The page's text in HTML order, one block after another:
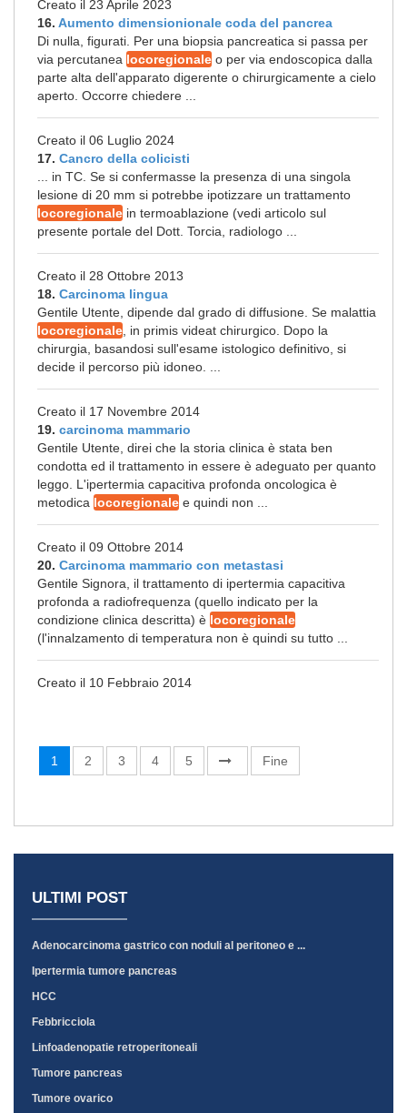
Creato il 23 Aprile 2023
16. Aumento dimensionionale coda del pancrea
Di nulla, figurati. Per una biopsia pancreatica si passa per
via percutanea locoregionale o per via endoscopica dalla
parte alta dell'apparato digerente o chirurgicamente a cielo
aperto. Occorre chiedere ...
Creato il 06 Luglio 2024
17. Cancro della colicisti
... in TC. Se si confermasse la presenza di una singola
lesione di 20 mm si potrebbe ipotizzare un trattamento
locoregionale in termoablazione (vedi articolo sul
presente portale del Dott. Torcia, radiologo ...
Creato il 28 Ottobre 2013
18. Carcinoma lingua
Gentile Utente, dipende dal grado di diffusione. Se malattia
locoregionale , in primis videat chirurgico. Dopo la
chirurgia, basandosi sull'esame istologico definitivo, si
decide il percorso più idoneo. ...
Creato il 17 Novembre 2014
19. carcinoma mammario
Gentile Utente, direi che la storia clinica è stata ben
condotta ed il trattamento in essere è adeguato per quanto
leggo. L'ipertermia capacitiva profonda oncologica è
metodica locoregionale e quindi non ...
Creato il 09 Ottobre 2014
20. Carcinoma mammario con metastasi
Gentile Signora, il trattamento di ipertermia capacitiva
profonda a radiofrequenza (quello indicato per la
condizione clinica descritta) è locoregionale
(l'innalzamento di temperatura non è quindi su tutto ...
Creato il 10 Febbraio 2014
1 2 3 4 5 Fine
ULTIMI POST
Adenocarcinoma gastrico con noduli al peritoneo e ...
Ipertermia tumore pancreas
HCC
Febbricciola
Linfoadenopatie retroperitoneali
Tumore pancreas
Tumore ovarico